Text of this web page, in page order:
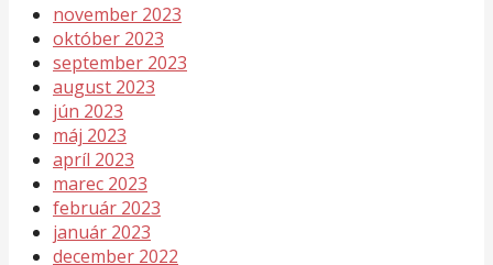
november 2023
október 2023
september 2023
august 2023
jún 2023
máj 2023
apríl 2023
marec 2023
február 2023
január 2023
december 2022